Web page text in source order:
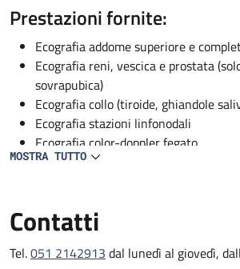
Descrizione
Prestazioni fornite:
Ecografia addome superiore e
Ecografia reni, vescica e prostata
sovrapubica)
Ecografia collo (tiroide, ghiandole
Ecografia stazioni linfonodali
Ecografia color-doppler fegato
Ecografia color Doppler vascolare
MOSTRA TUTTO
Contatti
Tel.051 2142913 dal lunedì al giovedì,